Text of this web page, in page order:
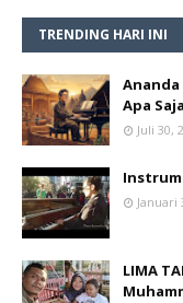
TRENDING HARI INI
Ananda
Apa
Juli 30,
Januari
LIMA